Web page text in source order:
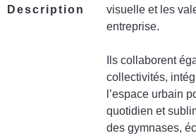
Description
visuelle et les
entreprise.
Ils collaborent
collectivités,
l’espace urbain
quotidien et
des gymnases,